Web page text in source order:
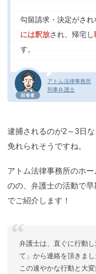
回答者
アトム法律事務所
刑事弁護士
勾留請求・決定がされ
には釈放され、帰宅し
す。
逮捕されるのが2～3日
免れられそうですね。
アトム法律事務所のホ
のの、弁護士の活動で
でご紹介します！
弁護士は、直ぐに行動
て」から連絡を頂きまし
この速やかな行動と大